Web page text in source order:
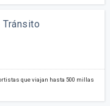
que viajan hasta 500 millas